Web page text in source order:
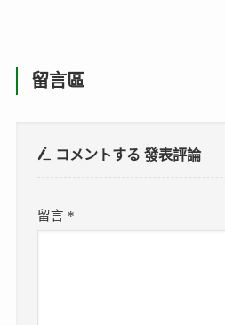
留言區
コメントする發表評論
留言 *